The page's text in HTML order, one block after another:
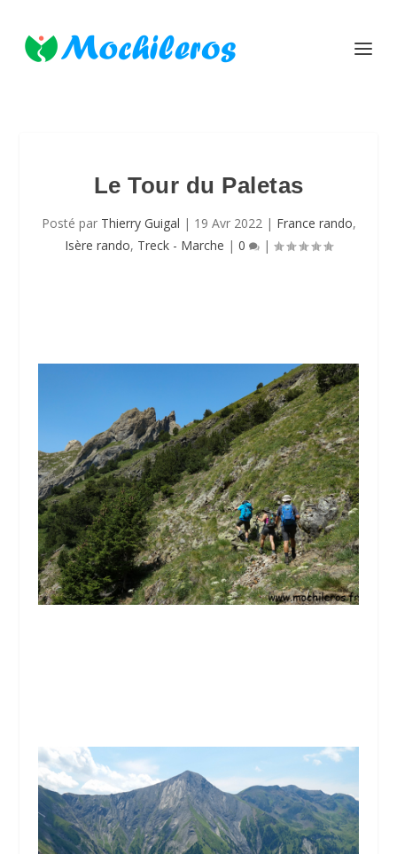
Le Tour du Paletas
Posté par Thierry Guigal | 19 Avr 2022| France rando,
Isère rando, Treck - Marche | 0 |